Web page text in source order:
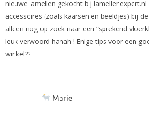
nieuwe lamellen gekocht bij lamellenexpert.nl
accessoires (zoals kaarsen en beeldjes) bij
alleen nog op zoek naar een ”sprekend
leuk verwoord hahah ! Enige tips voor een
winkel??
Marie